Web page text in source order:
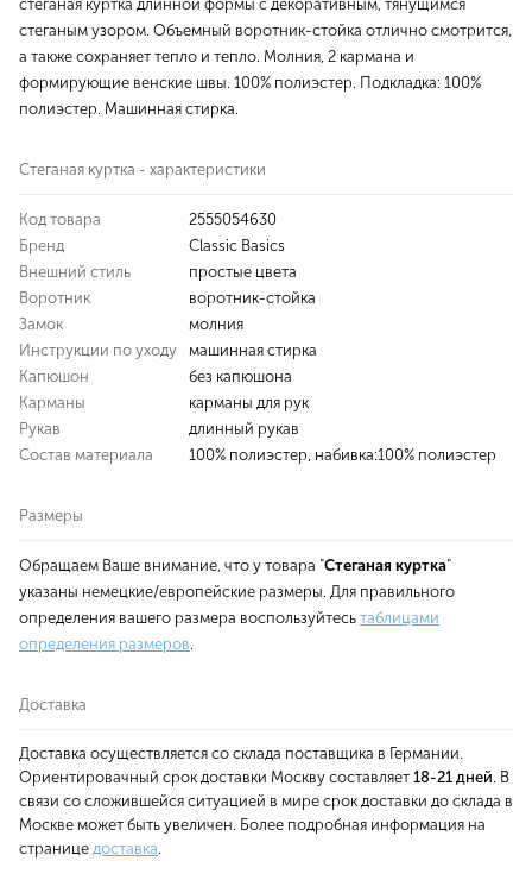
стеганая куртка длинной формы с декоративным, тянущимся
стеганым узором. Объемный воротник-стойка отлично смотрится,
а также сохраняет тепло и тепло. Молния, 2 кармана и
формирующие венские швы. 100% полиэстер. Подкладка: 100%
полиэстер. Машинная стирка.
Стеганая куртка - характеристики
Код товара
2555054630
Бренд
Classic Basics
Внешний стиль
простые цвета
Воротник
воротник-стойка
Замок
молния
Инструкции по уходу
машинная стирка
Капюшон
без капюшона
Карманы
карманы для рук
Рукав
длинный рукав
Состав материала
100% полиэстер, набивка:100% полиэстер
Размеры
Обращаем Ваше внимание, что у товара "Стеганая куртка"
указаны немецкие/европейские размеры. Для правильного
определения вашего размера воспользуйтесь таблицами
определения размеров
Доставка
Доставка осуществляется со склада поставщика в Германии.
Ориентировачный срок доставки Москву составляет 18-21 дней . В
связи со сложившейся ситуацией в мире срок доставки до склада в
Москве может быть увеличен. Более подробная информация на
странице доставка